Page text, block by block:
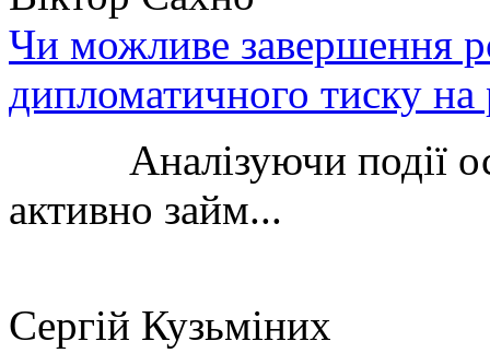
Чи можливе завершення
дипломатичного тиску
Аналізуючи події
активно займ...
Сергій Кузьміних